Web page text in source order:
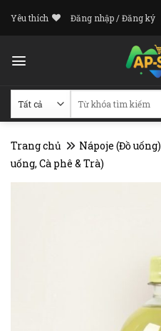
Yêu thích Đăng nhập / Đăng ký
Trang chủ Nápoje (Đồ uống)
uống, Cà phê & Trà)